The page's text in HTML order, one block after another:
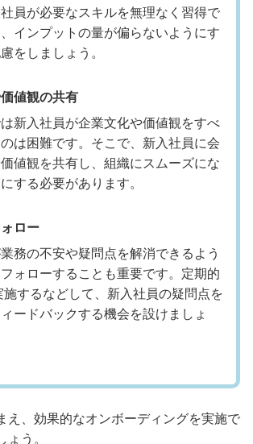
員が必要なスキルを無理なく習得で
インプットの量が偏らないようにす
をしましょう。
値観の共有
新入社員が企業文化や価値観をすべ
は困難です。そこで、新入社員に会
値観を共有し、組織にスムーズにな
する必要があります。
ロー
務の不安や疑問点を解消できるよう
ォローすることも重要です。定期的
施するなどして、新入社員の疑問点を
ードバックする機会を設けましょ
え、効果的なオンボーディングを実施で
ょう。